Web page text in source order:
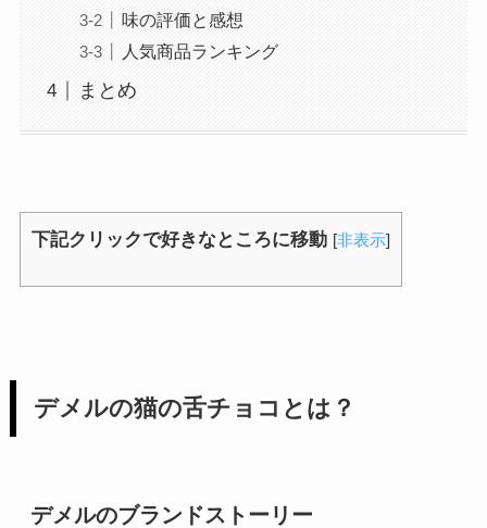
味の評価と感想
人気商品ランキング
まとめ
下記クリックで好きなところに移動 [非表示]
デメルの猫の舌チョコとは？
デメルのブランドストーリー